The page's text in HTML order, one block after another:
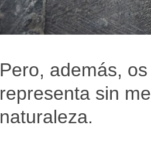
Pero, además,
representa sin
naturaleza.